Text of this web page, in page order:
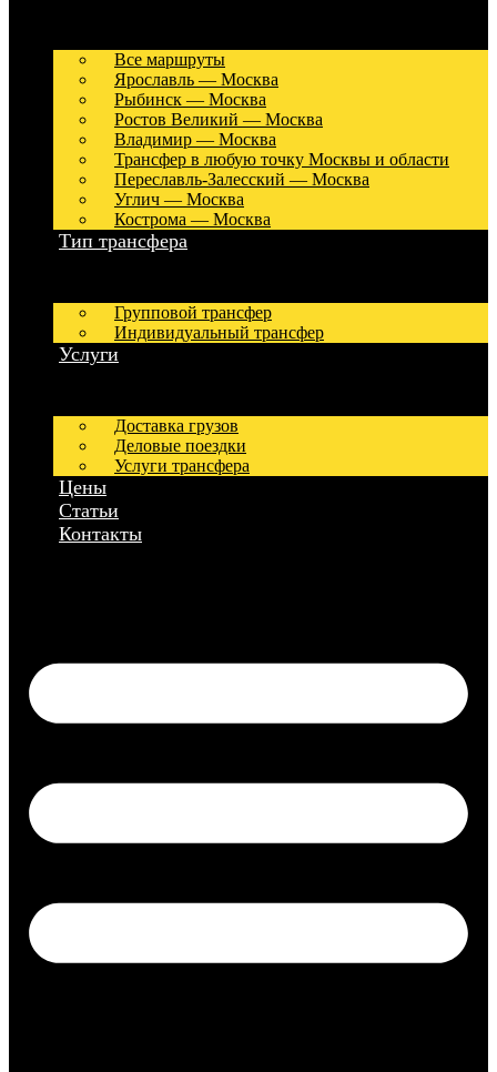
Все маршруты
Ярославль — Москва
Рыбинск — Москва
Ростов Великий — Москва
Владимир — Москва
Трансфер в любую точку Москвы и области
Переславль-Залесский — Москва
Углич — Москва
Кострома — Москва
Тип трансфера
Групповой трансфер
Индивидуальный трансфер
Услуги
Доставка грузов
Деловые поездки
Услуги трансфера
Цены
Статьи
Контакты